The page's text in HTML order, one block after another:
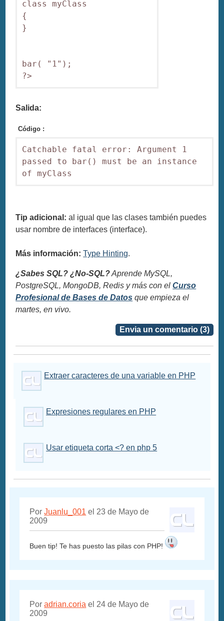
class myClass
{
}
bar( "1");
?>
Salida:
Código :
Catchable fatal error: Argument 1
passed to bar() must be an instance
of myClass
Tip adicional: al igual que las clases también puedes
usar nombre de interfaces (interface).
Más información: Type Hinting.
¿Sabes SQL? ¿No-SQL?Aprende MySQL,
PostgreSQL, MongoDB, Redis y más con elCurso
Profesional de Bases de Datos que empieza el
martes, en vivo.
Envia un comentario (3)
Extraer caracteres de una variable en PHP
Expresiones regulares en PHP
Usar etiqueta corta <? en php 5
PorJuanlu_001 el 23 de Mayo de
2009
Buen tip! Te has puesto las pilas con PHP!
Poradrian.coria el 24 de Mayo de
2009